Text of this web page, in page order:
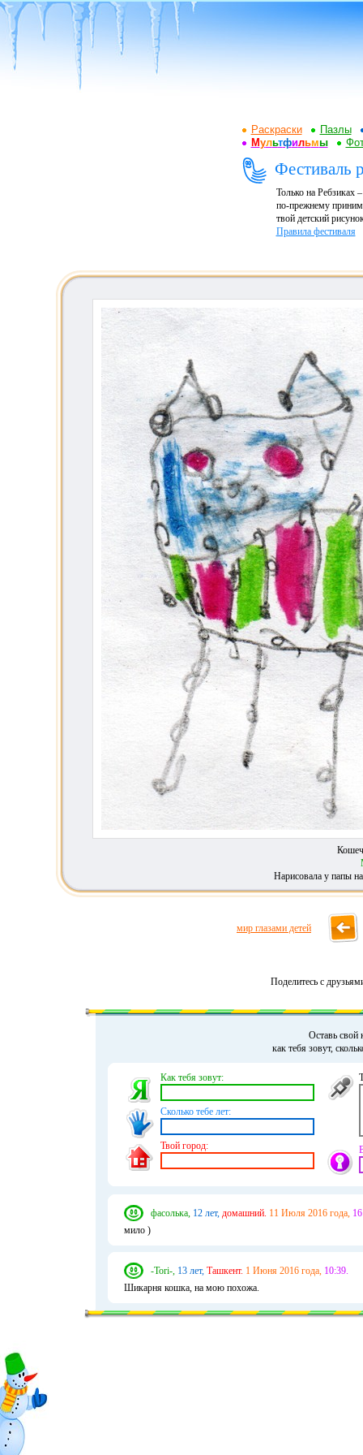
Раскраски
Пазлы
Мультфильмы
Фестиваль
Только на Ребзиках
по-прежнему
твой детский
Правила фестиваля
Нарисовала у папы
мир глазами детей
Поделитесь с
Оставь свой
как тебя зовут,
Как тебя зовут:
Сколько тебе лет:
Твой город:
фасолька, 12 лет, домашний. 11 Июля 2016 года,
мило )
-Tori-, 13 лет, Ташкент. 1 Июня 2016 года, 10:39.
Шикарня кошка, на мою похожа.